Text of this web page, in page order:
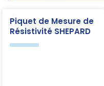
Piquet de Mesure de
Résistivité SHEPARD